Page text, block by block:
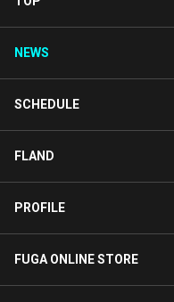
NEWS
SCHEDULE
FLAND
PROFILE
FUGA ONLINE STORE